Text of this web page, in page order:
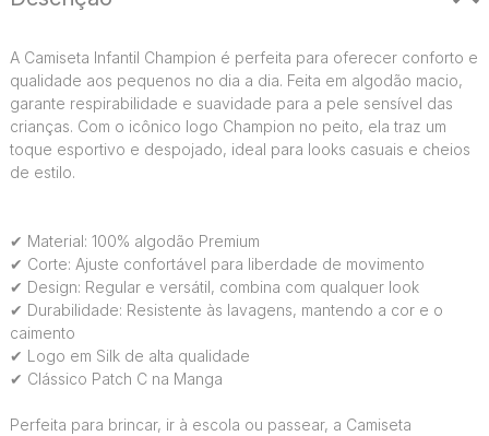
A Camiseta Infantil Champion é perfeita para oferecer conforto e
qualidade aos pequenos no dia a dia. Feita em algodão macio,
garante respirabilidade e suavidade para a pele sensível das
crianças. Com o icônico logo Champion no peito, ela traz um
toque esportivo e despojado, ideal para looks casuais e cheios
de estilo.
✔ Material: 100% algodão Premium
✔ Corte: Ajuste confortável para liberdade de movimento
✔ Design: Regular e versátil, combina com qualquer look
✔ Durabilidade: Resistente às lavagens, mantendo a cor e o
caimento
✔ Logo em Silk de alta qualidade
✔ Clássico Patch C na Manga
Perfeita para brincar, ir à escola ou passear, a Camiseta